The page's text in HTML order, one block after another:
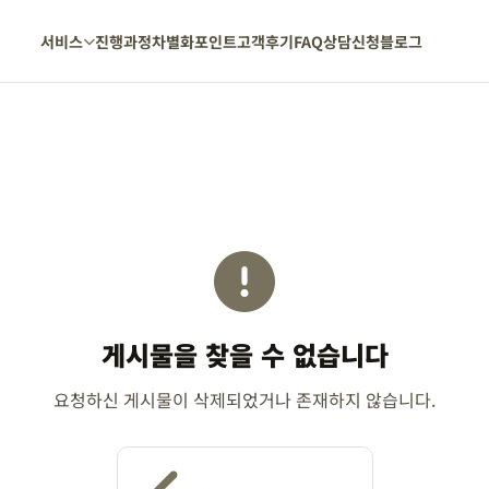
서비스 진행과정차별화포인트고객후기FAQ상담신청블로그
게시물을 찾을 수 없습니다
요청하신 게시물이 삭제되었거나 존재하지 않습니다.